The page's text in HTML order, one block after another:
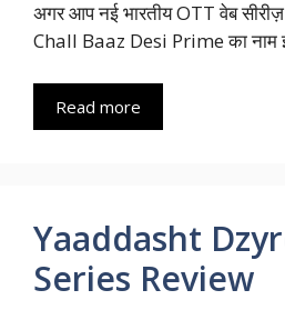
अगर आप नई भारतीय OTT वेब
Chall Baaz Desi Prime का नाम
Read more
Yaaddasht
Series Review